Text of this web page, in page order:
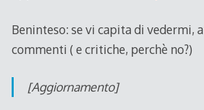
Beninteso: se vi capita di vedermi,
commenti ( e critiche, perchè no?)
[Aggiornamento]